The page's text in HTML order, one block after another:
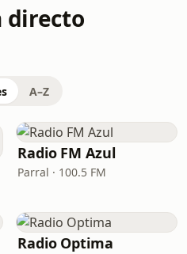
directo
A–Z
Radio FM Azul
Parral · 100.5 FM
Radio Optima